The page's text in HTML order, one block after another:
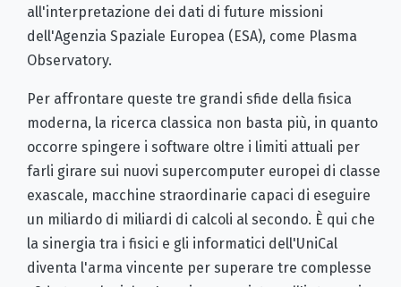
all'interpretazione dei dati di future missioni
dell'Agenzia Spaziale Europea (ESA), come Plasma
Observatory.
Per affrontare queste tre grandi sfide della fisica
moderna, la ricerca classica non basta più, in quanto
occorre spingere i software oltre i limiti attuali per
farli girare sui nuovi supercomputer europei di classe
exascale, macchine straordinarie capaci di eseguire
un miliardo di miliardi di calcoli al secondo. È qui che
la sinergia tra i fisici e gli informatici dell'UniCal
diventa l'arma vincente per superare tre complesse